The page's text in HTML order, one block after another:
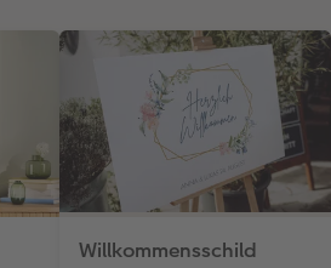
Willkommensschild